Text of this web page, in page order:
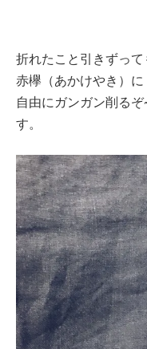
折れたこと引きずって
赤欅（あかけやき）に
自由にガンガン削る
す。